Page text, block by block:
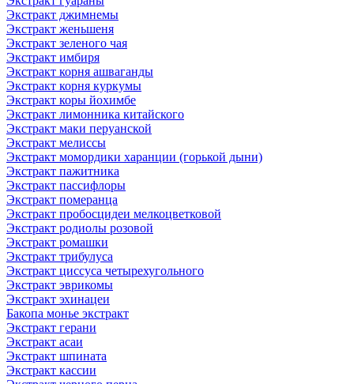
Экстракт джимнемы
Экстракт женьшеня
Экстракт зеленого чая
Экстракт имбиря
Экстракт корня ашваганды
Экстракт корня куркумы
Экстракт коры йохимбе
Экстракт лимонника китайского
Экстракт маки перуанской
Экстракт мелиссы
Экстракт момордики харанции (горькой дыни)
Экстракт пажитника
Экстракт пассифлоры
Экстракт померанца
Экстракт пробосцидеи мелкоцветковой
Экстракт родиолы розовой
Экстракт ромашки
Экстракт трибулуса
Экстракт циссуса четырехугольного
Экстракт эврикомы
Экстракт эхинацеи
Бакопа монье экстракт
Экстракт герани
Экстракт асаи
Экстракт шпината
Экстракт кассии